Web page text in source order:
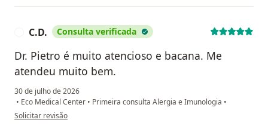
C.D. Consulta verificada
Dr. Pietro é muito atencioso e bacana. Me
atendeu muito bem.
30 de julho de 2026
• Eco Medical Center • Primeira consulta Alergia e Imunologia •
na opinião do utilizador C.D.
Solicitar revisão